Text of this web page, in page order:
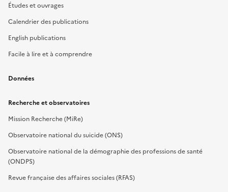
Études et ouvrages
Calendrier des publications
English publications
Facile à lire et à comprendre
Données
Recherche et observatoires
Mission Recherche (MiRe)
Observatoire national du suicide (ONS)
Observatoire national de la démographie des professions de santé
(ONDPS)
Revue française des affaires sociales (RFAS)